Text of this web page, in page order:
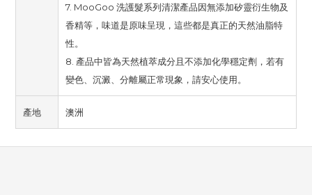
7. MooGoo 洗護髮系列清潔產品因無添加矽靈衍生物及
香精等，味道是原味呈現，這些都是真正的天然油脂特
性。
8. 產品中皆為天然植萃成分且不添加化學穩定劑，若有
變色、沉澱、分離屬正常現象，請安心使用。
產地 澳洲